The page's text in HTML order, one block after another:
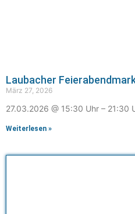
Laubacher
März 27, 2026
27.03.2026 @ 15:30 Uhr – 21:30
Weiterlesen »